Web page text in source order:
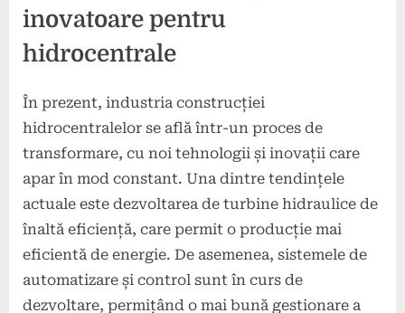
inovatoare pentru
hidrocentrale
În prezent, industria construcției
hidrocentralelor se află într-un proces de
transformare, cu noi tehnologii și inovații care
apar în mod constant. Una dintre tendințele
actuale este dezvoltarea de turbine hidraulice de
înaltă eficiență, care permit o producție mai
eficientă de energie. De asemenea, sistemele de
automatizare și control sunt în curs de
dezvoltare, permițând o mai bună gestionare a